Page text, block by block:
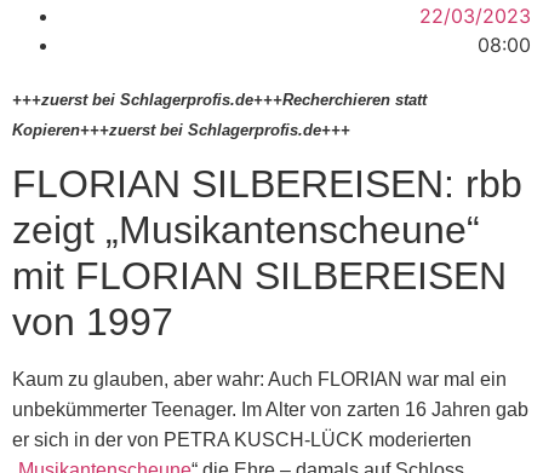
22/03/2023
08:00
+++zuerst bei Schlagerprofis.de+++Recherchieren statt
Kopieren+++zuerst bei Schlagerprofis.de+++
FLORIAN SILBEREISEN: rbb
zeigt „Musikantenscheune“
mit FLORIAN SILBEREISEN
von 1997
Kaum zu glauben, aber wahr: Auch FLORIAN war mal ein
unbekümmerter Teenager. Im Alter von zarten 16 Jahren gab
er sich in der von PETRA KUSCH-LÜCK moderierten